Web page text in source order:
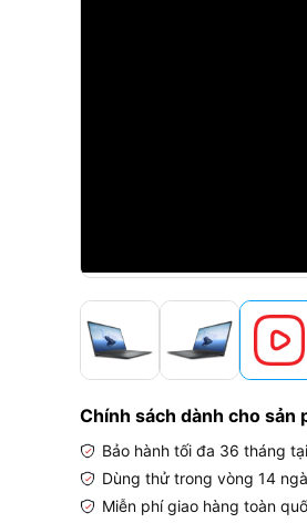
Chính sách dành cho sản
Bảo hành tối đa 36 tháng
Dùng thử trong vòng 14
Miễn phí giao hàng toàn